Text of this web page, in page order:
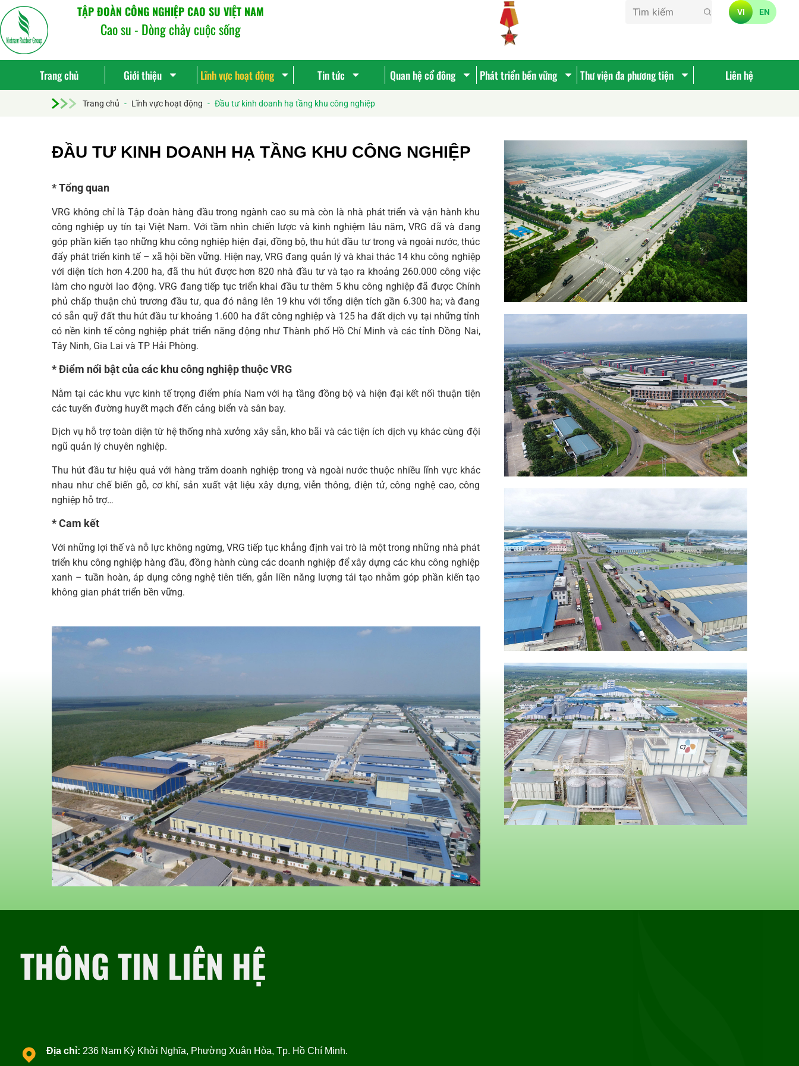
TẬP ĐOÀN CÔNG NGHIỆP CAO SU VIỆT NAM
Cao su - Dòng chảy cuộc sống
VI EN
Trang chủ Giới thiệu Lĩnh vực hoạt động Tin tức Quan hệ cổ đông Phát triển bền vững Thư viện đa phương tiện Liên hệ
Trang chủ - Lĩnh vực hoạt động - Đầu tư kinh doanh hạ tầng khu công nghiệp
ĐẦU TƯ KINH DOANH HẠ TẦNG KHU CÔNG NGHIỆP
* Tổng quan
VRG không chỉ là Tập đoàn hàng đầu trong ngành cao su mà còn là nhà phát triển và vận hành khu
công nghiệp uy tín tại Việt Nam. Với tầm nhìn chiến lược và kinh nghiệm lâu năm, VRG đã và đang
góp phần kiến tạo những khu công nghiệp hiện đại, đồng bộ, thu hút đầu tư trong và ngoài nước, thúc
đẩy phát triển kinh tế – xã hội bền vững. Hiện nay, VRG đang quản lý và khai thác 14 khu công nghiệp
với diện tích hơn 4.200 ha, đã thu hút được hơn 820 nhà đầu tư và tạo ra khoảng 260.000 công việc
làm cho người lao động. VRG đang tiếp tục triển khai đầu tư thêm 5 khu công nghiệp đã được Chính
phủ chấp thuận chủ trương đầu tư, qua đó nâng lên 19 khu với tổng diện tích gần 6.300 ha; và đang
có sẵn quỹ đất thu hút đầu tư khoảng 1.600 ha đất công nghiệp và 125 ha đất dịch vụ tại những tỉnh
có nền kinh tế công nghiệp phát triển năng động như Thành phố Hồ Chí Minh và các tỉnh Đồng Nai,
Tây Ninh, Gia Lai và TP Hải Phòng.
* Điểm nổi bật của các khu công nghiệp thuộc VRG
Nằm tại các khu vực kinh tế trọng điểm phía Nam với hạ tầng đồng bộ và hiện đại kết nối thuận tiện
các tuyến đường huyết mạch đến cảng biển và sân bay.
Dịch vụ hỗ trợ toàn diện từ hệ thống nhà xưởng xây sẵn, kho bãi và các tiện ích dịch vụ khác cùng đội
ngũ quản lý chuyên nghiệp.
Thu hút đầu tư hiệu quả với hàng trăm doanh nghiệp trong và ngoài nước thuộc nhiều lĩnh vực khác
nhau như chế biến gỗ, cơ khí, sản xuất vật liệu xây dựng, viễn thông, điện tử, công nghệ cao, công
nghiệp hỗ trợ…
* Cam kết
Với những lợi thế và nỗ lực không ngừng, VRG tiếp tục khẳng định vai trò là một trong những nhà phát
triển khu công nghiệp hàng đầu, đồng hành cùng các doanh nghiệp để xây dựng các khu công nghiệp
xanh – tuần hoàn, áp dụng công nghệ tiên tiến, gắn liền năng lượng tái tạo nhằm góp phần kiến tạo
không gian phát triển bền vững.
THÔNG TIN LIÊN HỆ
Địa chỉ: 236 Nam Kỳ Khởi Nghĩa, Phường Xuân Hòa, Tp. Hồ Chí Minh.